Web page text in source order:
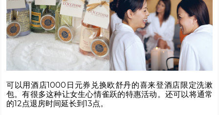
可以用酒店1000日元券兑换欧舒丹的喜来登酒店限定洗漱
包。有很多这种让女生心情雀跃的特惠活动。还可以将通常
的12点退房时间延长到13点。